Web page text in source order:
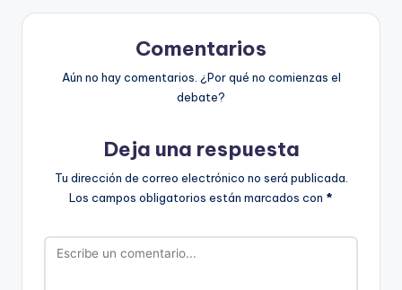
Comentarios
Aún no hay comentarios. ¿Por qué no comienzas el
debate?
Deja una respuesta
Tu dirección de correo electrónico no será publicada.
Los campos obligatorios están marcados con *